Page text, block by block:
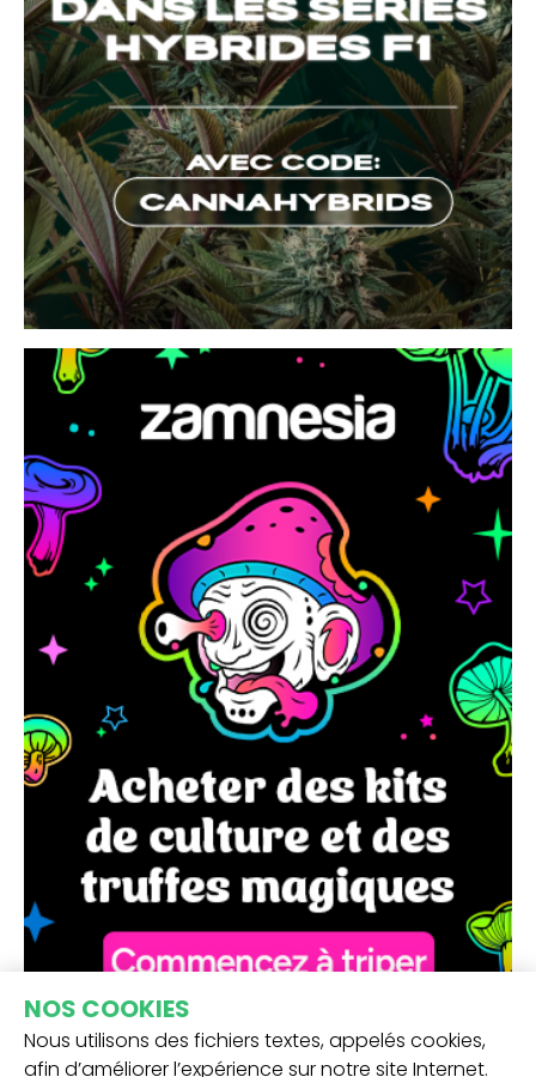
NOS COOKIES
Nous utilisons des fichiers textes, appelés cookies,
afin d’améliorer l’expérience sur notre site Internet.